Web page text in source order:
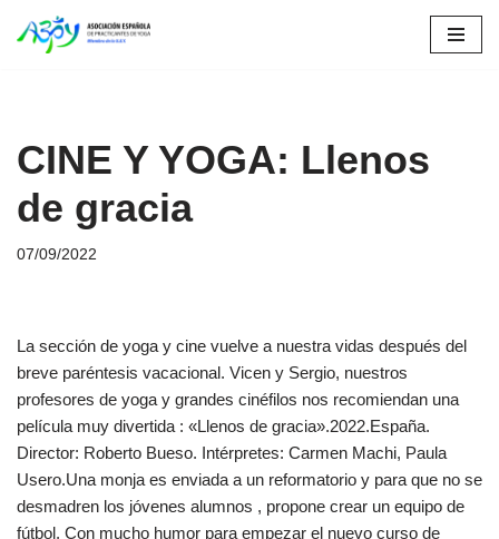
Saltar
CINE Y YOGA: Llenos
de gracia
07/09/2022
La sección de yoga y cine vuelve a nuestra vidas después del
breve paréntesis vacacional. Vicen y Sergio, nuestros
profesores de yoga y grandes cinéfilos nos recomiendan una
película muy divertida : «Llenos de gracia».2022.España.
Director: Roberto Bueso. Intérpretes: Carmen Machi, Paula
Usero.Una monja es enviada a un reformatorio y para que no se
desmadren los jóvenes alumnos , propone crear un equipo de
fútbol. Con mucho humor para empezar el nuevo curso de